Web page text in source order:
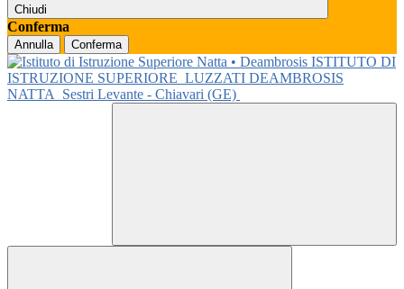
Chiudi
Conferma
Annulla Conferma
ISTITUTO DI
ISTRUZIONE SUPERIORE LUZZATI DEAMBROSIS
NATTA
Sestri Levante - Chiavari (GE)